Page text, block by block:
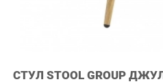
СТУЛ STOOL GROUP
Стильный мягкий кухонный стул с